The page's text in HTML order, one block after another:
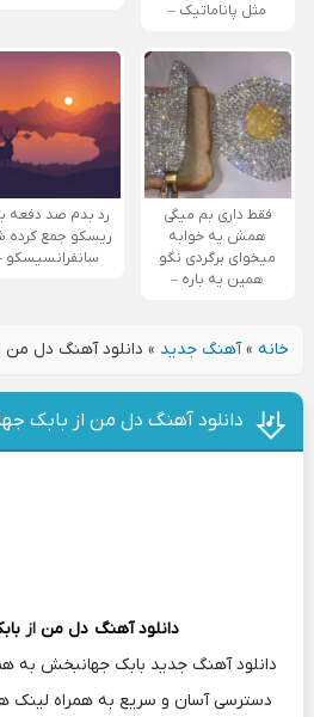
مثل پاناماتیک –
فقط داری بم میگی
همش یه خوابه
میخوای برگردی نگو
همین یه باره –
رد بدم صد دفعه
ریسکو جمع
سانفرانسیسکو
خانه»آهنگ جدید » دانلود آهنگ دل من
دانلود آهنگ دل من از بابک
دانلود آهنگ دل من از
دانلود آهنگ جدید بابک جهانبخش به
دسترسی آسان و سریع به همراه لینک